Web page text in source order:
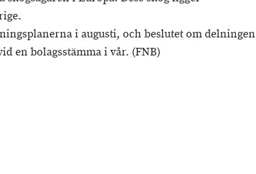
i augusti, och beslutet om delningen
en bolagsstämma i vår. (FNB)